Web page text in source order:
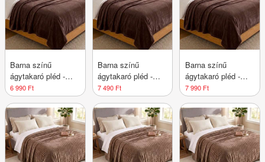
Barna színű
ágytakaró pléd -
150x200cm
6 990 Ft
Barna színű
ágytakaró pléd -
180x200cm
7 490 Ft
Barna színű
ágytakaró pléd -
200x230cm
7 990 Ft